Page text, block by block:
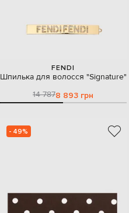
FENDI
Шпилька для волосся "Signature"
14 7878 893 грн
- 49%